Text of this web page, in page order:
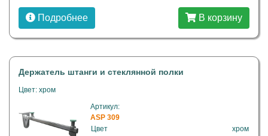
Подробнее В корзину
Держатель штанги и стеклянной полки
Цвет: хром
Артикул:
ASP 309
Цвет
хром